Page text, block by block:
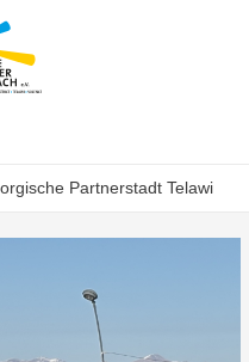
Partnerstadt Telawi